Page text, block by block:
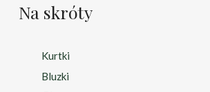
Na skróty
Kurtki
Bluzki